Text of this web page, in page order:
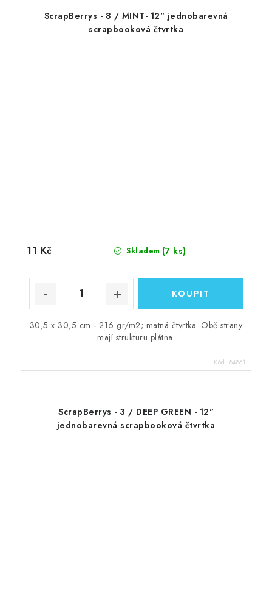
ScrapBerrys - 8 / MINT- 12" jednobarevná
scrapbooková čtvrtka
Skladem (7 ks)
11 Kč
30,5 x 30,5 cm - 216 gr/m2; matná čtvrtka. Obě strany
mají strukturu plátna.
Kód: 84861
ScrapBerrys - 3 / DEEP GREEN - 12"
jednobarevná scrapbooková čtvrtka